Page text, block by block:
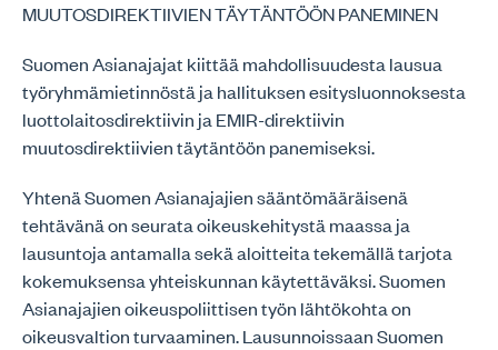
MUUTOSDIREKTIIVIEN TÄYTÄNTÖÖN PANEMINEN
Suomen Asianajajat kiittää mahdollisuudesta lausua
työryhmämietinnöstä ja hallituksen esitysluonnoksesta
luottolaitosdirektiivin ja EMIR-direktiivin
muutosdirektiivien täytäntöön panemiseksi.
Yhtenä Suomen Asianajajien sääntömääräisenä
tehtävänä on seurata oikeuskehitystä maassa ja
lausuntoja antamalla sekä aloitteita tekemällä tarjota
kokemuksensa yhteiskunnan käytettäväksi. Suomen
Asianajajien oikeuspoliittisen työn lähtökohta on
oikeusvaltion turvaaminen. Lausunnoissaan Suomen